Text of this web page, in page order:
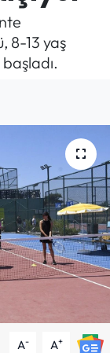
8-13 yaş
A- A+